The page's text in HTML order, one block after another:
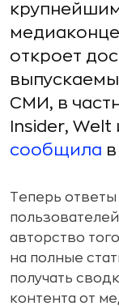
откроет
СМИ, в
Insider,
сообщила
Теперь ответы
авторство
на полные
получать
контента от